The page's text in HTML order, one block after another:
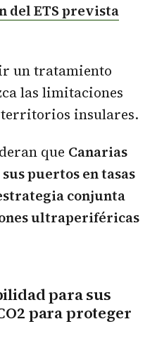
del ETS prevista
un tratamiento
las limitaciones
territorios insulares.
que Canarias
puertos en tasas
conjunta
ultraperiféricas
para sus
para proteger